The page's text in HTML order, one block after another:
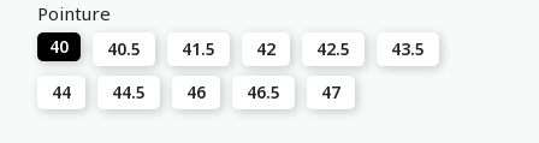
Pointure
40 40.5 41.5 42 42.5
43.5
44
44.5 46 46.5 47